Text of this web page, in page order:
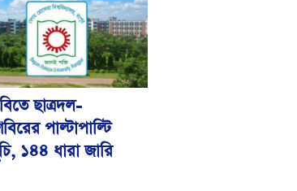
ছাত্রদল-
পাল্টাপাল্টি
১৪৪ ধারা জারি